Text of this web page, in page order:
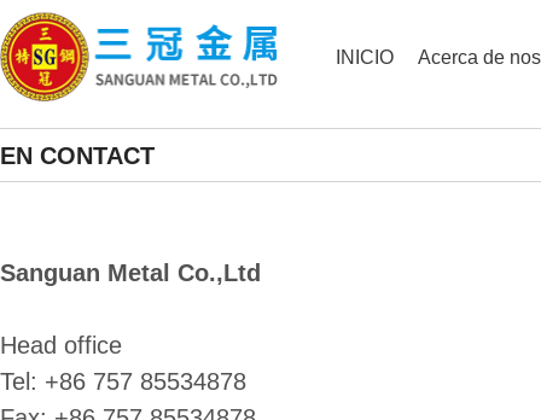
INICIO Acerca de
EN CONTACT
Sanguan Metal Co.,Ltd
Head office
Tel: +86 757 85534878